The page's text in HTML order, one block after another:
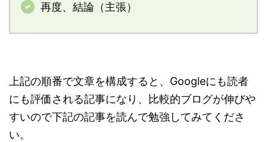
再度、結論（主張）
上記の順番で文章を構成すると、Googleにも読者
にも評価される記事になり、比較的ブログが伸びや
すいので下記の記事を読んで勉強してみてくださ
い。